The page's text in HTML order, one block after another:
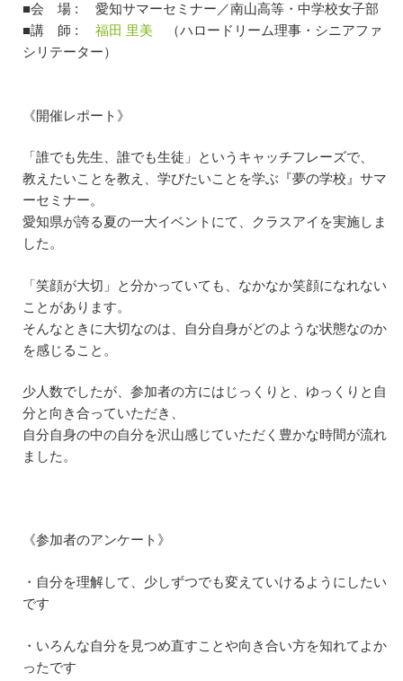
■会 場 : 愛知サマーセミナー／南山高等・中学校女子部
■講 師 :福田 里美 （ハロードリーム理事・シニアファ
シリテーター）
《開催レポート》
「誰でも先生、誰でも生徒」というキャッチフレーズで、
教えたいことを教え、学びたいことを学ぶ『夢の学校』サマ
ーセミナー。
愛知県が誇る夏の一大イベントにて、クラスアイを実施しま
した。
「笑顔が大切」と分かっていても、なかなか笑顔になれない
ことがあります。
そんなときに大切なのは、自分自身がどのような状態なのか
を感じること。
少人数でしたが、参加者の方にはじっくりと、ゆっくりと自
分と向き合っていただき、
自分自身の中の自分を沢山感じていただく豊かな時間が流れ
ました。
《参加者のアンケート》
・自分を理解して、少しずつでも変えていけるようにしたい
です
・いろんな自分を見つめ直すことや向き合い方を知れてよか
ったです